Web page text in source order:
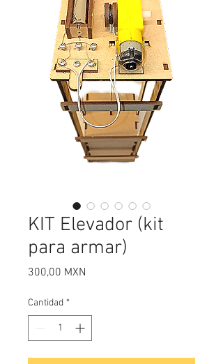
KIT Elevador (kit
para armar)
300,00 MXN
Cantidad *